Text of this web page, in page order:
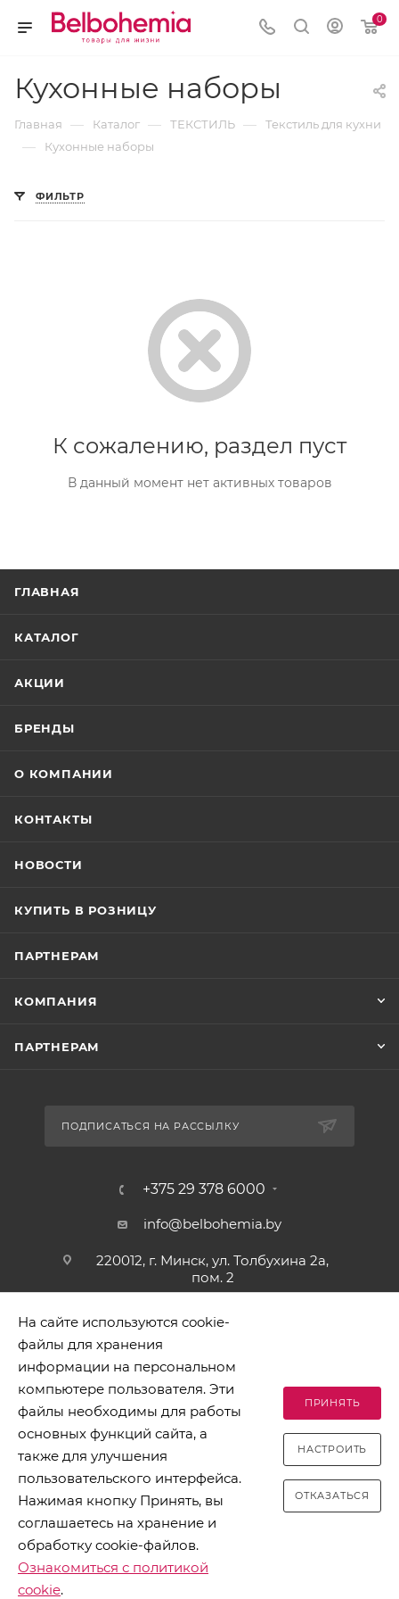
0
Кухонные наборы
Главная — Каталог — ТЕКСТИЛЬ — Текстиль для кухни
— Кухонные наборы
ФИЛЬТР
К сожалению, раздел пуст
В данный момент нет активных товаров
ГЛАВНАЯ
КАТАЛОГ
АКЦИИ
БРЕНДЫ
О КОМПАНИИ
КОНТАКТЫ
НОВОСТИ
КУПИТЬ В РОЗНИЦУ
ПАРТНЕРАМ
КОМПАНИЯ
ПАРТНЕРАМ
ПОДПИСАТЬСЯ НА РАССЫЛКУ
+375 29 378 6000
info@belbohemia.by
220012, г. Минск, ул. Толбухина 2а,
пом. 2
2026 © БЕЛБОГЕМИЯ (c). Оптовая торговля посудой и
хозяйственными товарами. Адрес: 220012, г. Минск, ул.
Толбухина 2а, пом. 2, телефон 8-017-378-60-00
Разработано в Clickmedia
На сайте используются cookie-
файлы для хранения
информации на персональном
компьютере пользователя. Эти
файлы необходимы для работы
основных функций сайта, а
также для улучшения
пользовательского интерфейса.
Нажимая кнопку Принять, вы
соглашаетесь на хранение и
обработку cookie-файлов.
Ознакомиться с политикой
cookie.
ПРИНЯТЬ
НАСТРОИТЬ
ОТКАЗАТЬСЯ